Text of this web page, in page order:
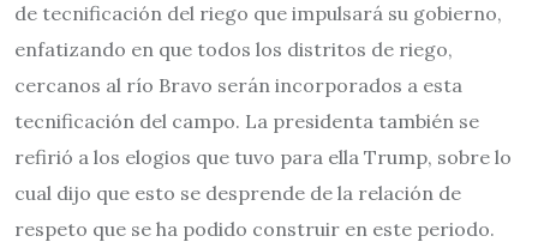
de tecnificación del riego que impulsará su gobierno,
enfatizando en que todos los distritos de riego,
cercanos al río Bravo serán incorporados a esta
tecnificación del campo. La presidenta también se
refirió a los elogios que tuvo para ella Trump, sobre lo
cual dijo que esto se desprende de la relación de
respeto que se ha podido construir en este periodo.